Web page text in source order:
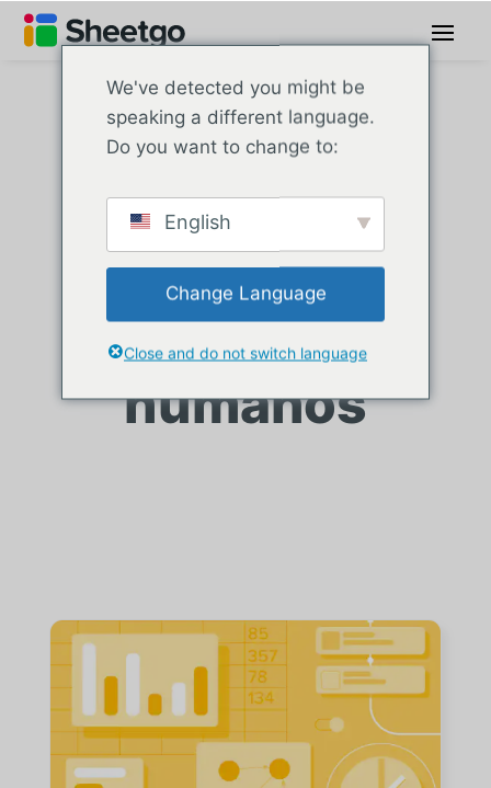
Artículos
sobre
plantillas de
recursos
humanos
We've detected you might be
speaking a different language.
Do you want to change to:
English
Change Language
Close and do not switch language